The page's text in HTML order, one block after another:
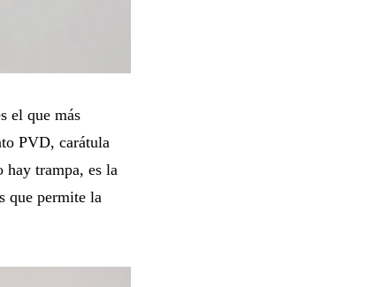
el que más
PVD, carátula
hay trampa, es la
que permite la